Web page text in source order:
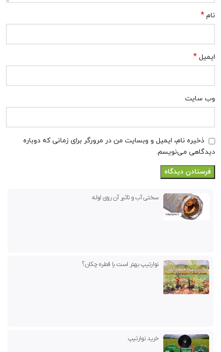
نام *
ایمیل *
وب‌ سایت
ذخیره نام، ایمیل و وبسایت من در مرورگر برای زمانی که دوباره
دیدگاهی می‌نویسم.
سختی آب و تاثیر آن روی لوله
نوارتیپ بهتر است یا قطره چکان؟
خرید نوارتیپ